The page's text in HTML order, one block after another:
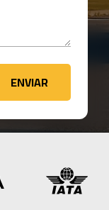
ENVIAR
ENVIAR